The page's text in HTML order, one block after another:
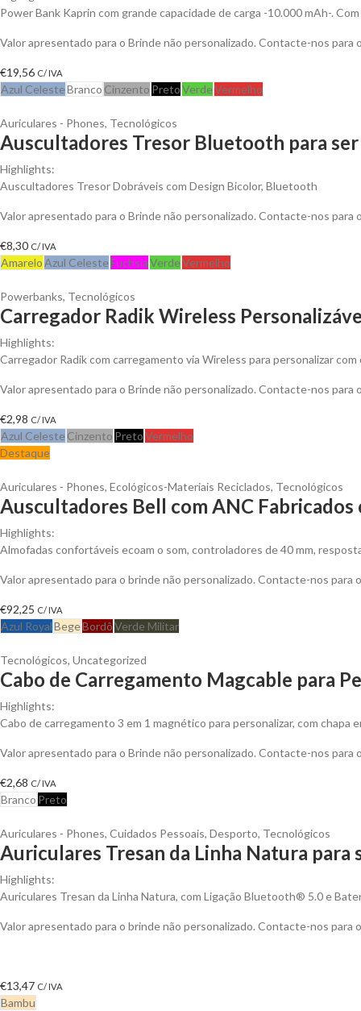
Power Bank Kaprin com grande capacidade de carga -10.000 mAh-.
Valor apresentado para o Brinde não personalizado. Contacte-nos
€19,56 C/ IVA
Azul CelesteBranco Cinzento PretoVerdeVermelho
Auriculares - Phones, Tecnológicos
Auscultadores Tresor Bluetooth para
Highlights:
Auscultadores Tresor Dobráveis com Design Bicolor, Bluetooth
Valor apresentado para o Brinde não personalizado. Contacte-nos
€8,30 C/ IVA
AmareloAzul CelesteFuchsiaVerdeVermelho
Powerbanks, Tecnológicos
Carregador Radik Wireless
Highlights:
Carregador Radik com carregamento via Wireless para personalizar
Valor apresentado para o Brinde não personalizado. Contacte-nos
€2,98 C/ IVA
Azul Celeste Cinzento PretoVermelho
Destaque
Auriculares - Phones, Ecológicos-Materiais Reciclados, Tecnológicos
Auscultadores Bell com ANC
Highlights:
Almofadas confortáveis ecoam o som, controladores de 40 mm,
Valor apresentado para o brinde não personalizado. Contacte-nos
€92,25 C/ IVA
Azul RoyalBegeBordôVerde Militar
Tecnológicos, Uncategorized
Cabo de Carregamento Magcable para
Highlights:
Cabo de carregamento 3 em 1 magnético para personalizar, com chapa
Valor apresentado para o Brinde não personalizado. Contacte-nos
€2,68 C/ IVA
Branco Preto
Auriculares - Phones, Cuidados Pessoais, Desporto, Tecnológicos
Auriculares Tresan da Linha Natura para
Highlights:
Auriculares Tresan da Linha Natura, com Ligação Bluetooth® 5.0 e
Valor apresentado para o brinde não personalizado. Contacte-nos
€13,47 C/ IVA
Bambu